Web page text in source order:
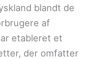
blandt de
af
etableret et
der omfatter